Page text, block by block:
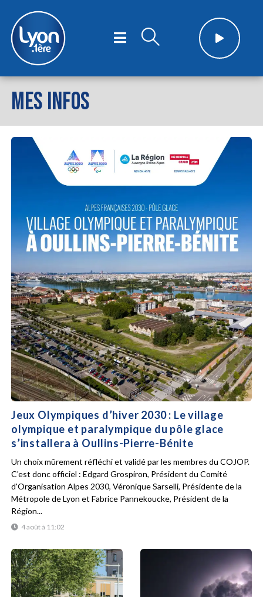
MES INFOS
Jeux Olympiques d’hiver 2030 : Le village
olympique et paralympique du pôle glace
s’installera à Oullins-Pierre-Bénite
4 août à 11:02
Un choix mûrement réfléchi et validé par les membres du COJOP.
C'est donc officiel : Edgard Grospiron, Président du Comité
d'Organisation Alpes 2030, Véronique Sarselli, Présidente de la
Métropole de Lyon et Fabrice Pannekoucke, Président de la
Région...